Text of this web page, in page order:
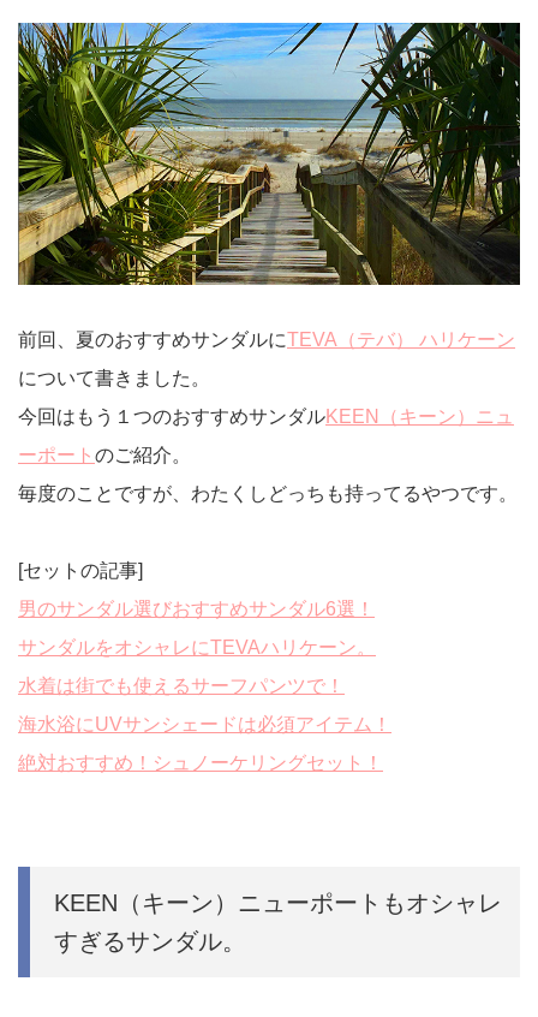
前回、夏のおすすめサンダルにTEVA（テバ） ハリケーン
について書きました。
今回はもう１つのおすすめサンダルKEEN（キーン）ニュ
ーポート のご紹介。
毎度のことですが、わたくしどっちも持ってるやつです。
[セットの記事]
男のサンダル選びおすすめサンダル6選！
サンダルをオシャレにTEVAハリケーン。
水着は街でも使えるサーフパンツで！
海水浴にUVサンシェードは必須アイテム！
絶対おすすめ！シュノーケリングセット！
KEEN（キーン）ニューポートもオシャレ
すぎるサンダル。